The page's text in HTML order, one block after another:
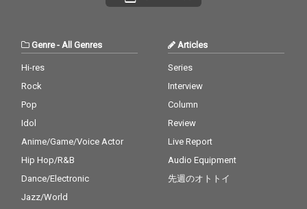
Genre- All Genres
Hi-res
Rock
Pop
Idol
Anime/Game/Voice Actor
Hip Hop/R&B
Dance/Electronic
Jazz/World
Articles
Series
Interview
Column
Review
Live Report
Audio Equipment
先週のオトトイ